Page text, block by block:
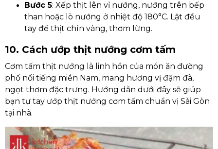
Bước 5: Xếp thịt lên vỉ nướng, nướng trên bếp
than hoặc lò nướng ở nhiệt độ 180°C. Lật đều
tay để thịt chín vàng, thơm lừng.
10. Cách ướp thịt nướng cơm tấm
Cơm tấm thịt nướng là linh hồn của món ăn đường
phố nổi tiếng miền Nam, mang hương vị đậm đà,
ngọt thơm đặc trưng. Hướng dẫn dưới đây sẽ giúp
bạn tự tay ướp thịt nướng cơm tấm chuẩn vị Sài Gòn
tại nhà.